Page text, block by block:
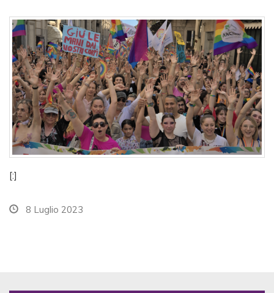
[:]
8 Luglio 2023